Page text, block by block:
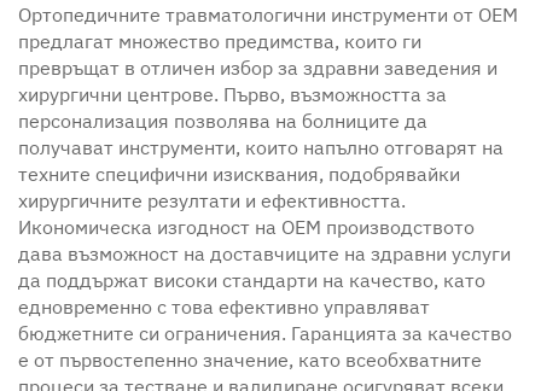
Ортопедичните травматологични инструменти от OEM
предлагат множество предимства, които ги
превръщат в отличен избор за здравни заведения и
хирургични центрове. Първо, възможността за
персонализация позволява на болниците да
получават инструменти, които напълно отговарят на
техните специфични изисквания, подобрявайки
хирургичните резултати и ефективността.
Икономическа изгодност на OEM производството
дава възможност на доставчиците на здравни услуги
да поддържат високи стандарти на качество, като
едновременно с това ефективно управляват
бюджетните си ограничения. Гаранцията за качество
е от първостепенно значение, като всеобхватните
процеси за тестване и валидиране осигуряват всеки